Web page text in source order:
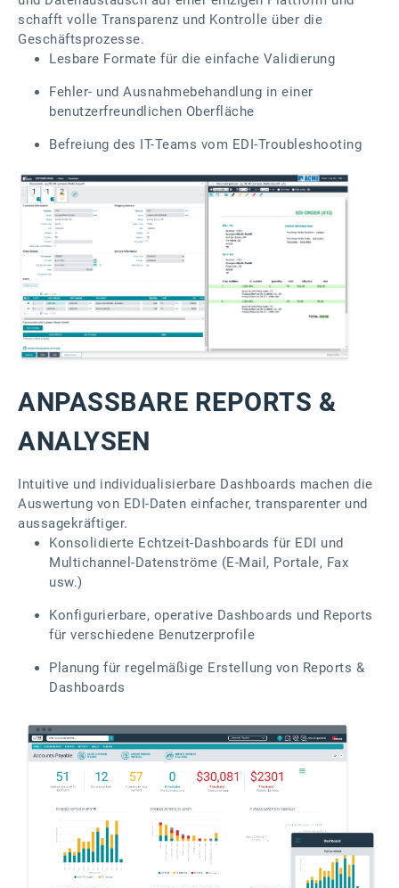
schafft volle Transparenz und Kontrolle über die
Geschäftsprozesse.
Lesbare Formate für die einfache Validierung
Fehler- und Ausnahmebehandlung in einer
benutzerfreundlichen Oberfläche
Befreiung des IT-Teams vom EDI-Troubleshooting
ANPASSBARE REPORTS &
ANALYSEN
Intuitive und individualisierbare Dashboards machen die
Auswertung von EDI-Daten einfacher, transparenter und
aussagekräftiger.
Konsolidierte Echtzeit-Dashboards für EDI und
Multichannel-Datenströme (E-Mail, Portale, Fax
usw.)
Konfigurierbare, operative Dashboards und Reports
für verschiedene Benutzerprofile
Planung für regelmäßige Erstellung von Reports &
Dashboards